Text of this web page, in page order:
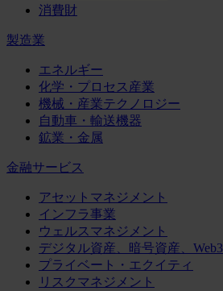
消費財
製造業
エネルギー
化学・プロセス産業
機械・産業テクノロジー
自動車・輸送機器
鉱業・金属
金融サービス
アセットマネジメント
インフラ事業
ウェルスマネジメント
デジタル資産、暗号資産、Web3
プライベート・エクイティ
リスクマネジメント